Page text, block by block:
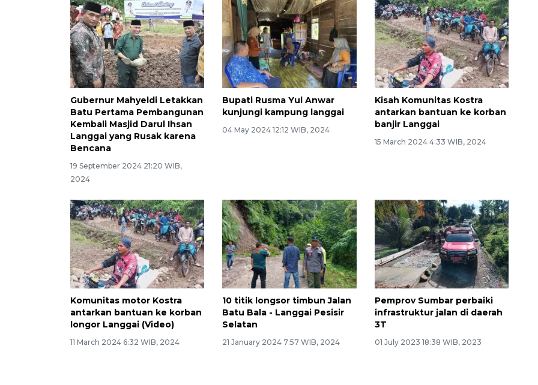
Gubernur Mahyeldi Letakkan
Batu Pertama Pembangunan
Kembali Masjid Darul Ihsan
Langgai yang Rusak karena
Bencana
19 September 2024 21:20 WIB,
2024
Bupati Rusma Yul Anwar
kunjungi kampung langgai
04 May 2024 12:12 WIB, 2024
Kisah Komunitas Kostra
antarkan bantuan ke korban
banjir Langgai
15 March 2024 4:33 WIB, 2024
Komunitas motor Kostra
antarkan bantuan ke korban
longor Langgai (Video)
11 March 2024 6:32 WIB, 2024
10 titik longsor timbun Jalan
Batu Bala - Langgai Pesisir
Selatan
21 January 2024 7:57 WIB, 2024
Pemprov Sumbar perbaiki
infrastruktur jalan di daerah
3T
01 July 2023 18:38 WIB, 2023